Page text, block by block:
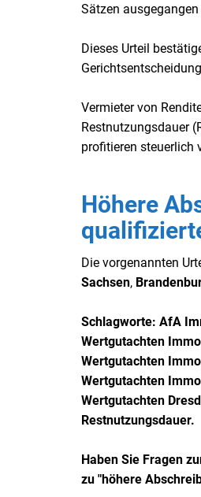
Sätzen ausgegangen
Dieses Urteil
Vermieter von
Restnutzungsdauer
profitieren steuerlich
Höhere
Die vorgenannten
Sachsen,
Schlagworte: AfA
Wertgutachten
Wertgutachten
Wertgutachten
Wertgutachten
Restnutzungsdauer.
Haben Sie Fragen
zu "höhere